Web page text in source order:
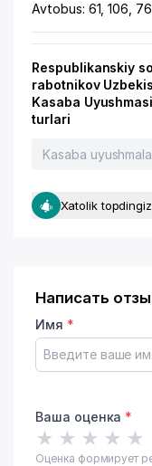
Avtobus: 61, 106,
Respublikanskiy
rabotnikov
Kasaba
turlari
Kasaba
Xatolik
Написать
Имя *
Ваша оценка *
★ ★ ★ ★ ★
Оценка формирует